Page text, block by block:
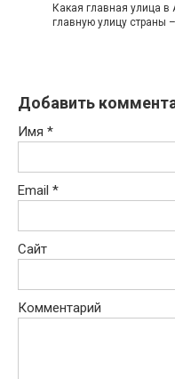
Какая главная улица
главную улицу страны
Добавить
Имя *
Email *
Сайт
Комментарий